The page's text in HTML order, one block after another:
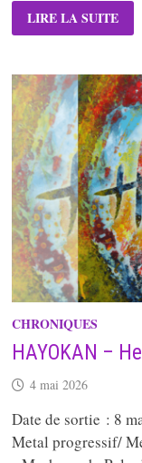
KAEDERIC
–
DAZZLING
LIRE LA SUITE
CHRONIQUES
HAYOKAN –
4 mai 2026
Date de sortie : 8
Metal progressif/